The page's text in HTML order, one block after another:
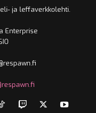
ja leffaverkkolehti.
Enterprise